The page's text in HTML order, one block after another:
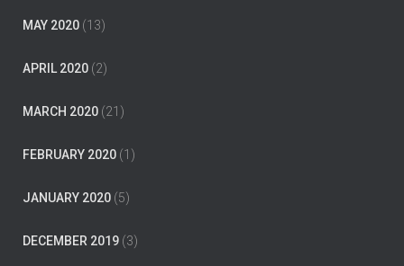
MAY 2020 (13)
APRIL 2020 (2)
MARCH 2020 (21)
FEBRUARY 2020 (1)
JANUARY 2020 (5)
DECEMBER 2019 (3)